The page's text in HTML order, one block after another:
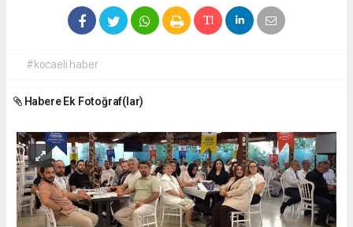
#kocaeli haber
Habere Ek Fotoğraf(lar)